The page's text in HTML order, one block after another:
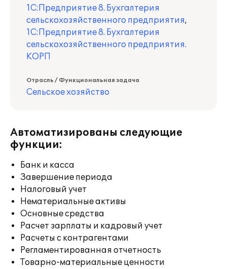
1С:Предприятие 8. Бухгалтерия
сельскохозяйственного предприятия,
1С:Предприятие 8. Бухгалтерия
сельскохозяйственного предприятия.
КОРП
Отрасль / Функциональная задача
Сельское хозяйство
Автоматизированы следующие
функции:
Банк и касса
Завершение периода
Налоговый учет
Нематериальные активы
Основные средства
Расчет зарплаты и кадровый учет
Расчеты с контрагентами
Регламентированная отчетность
Товарно-материальные ценности